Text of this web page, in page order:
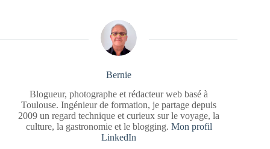
Bernie
Blogueur, photographe et rédacteur web basé à
Toulouse. Ingénieur de formation, je partage depuis
2009 un regard technique et curieux sur le voyage, la
culture, la gastronomie et le blogging. Mon profil
LinkedIn